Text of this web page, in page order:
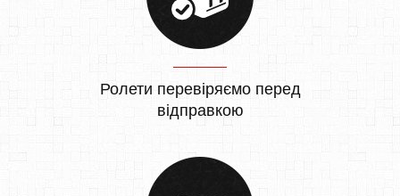
Ролети перевіряємо перед
відправкою